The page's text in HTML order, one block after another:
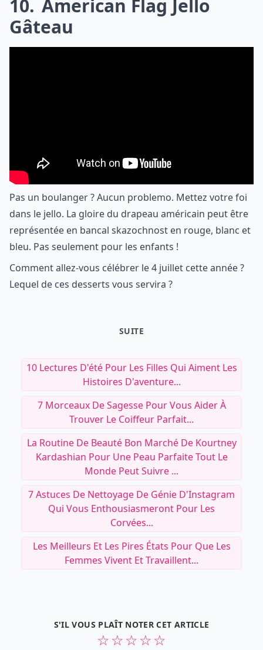
10 American Flag Jello
Gâteau
Pas un boulanger ? Aucun problemo. Mettez votre foi
dans le jello. La gloire du drapeau américain peut être
représentée en bancal skazochnost en rouge, blanc et
bleu. Pas seulement pour les enfants !
Comment allez-vous célébrer le 4 juillet cette année ?
Lequel de ces desserts vous servira ?
SUITE
10 Lectures D'été Pour Les Filles Qui Aiment Les
Histoires D'aventure...
7 Morceaux De Sagesse Pour Vous Aider À
Trouver Le Coiffeur Parfait...
La Routine De Beauté Bon Marché De Kourtney
Kardashian Pour Une Peau Parfaite Tout Le
Monde Peut Suivre ...
7 Astuces De Nettoyage De Génie D'Instagram
Qui Vous Enthousiasmeront Pour Les
Corvées...
Les Meilleurs Et Les Pires États Pour Que Les
Femmes Vivent Et Travaillent...
S'IL VOUS PLAÎT NOTER CET ARTICLE
☆
☆
☆
☆
☆